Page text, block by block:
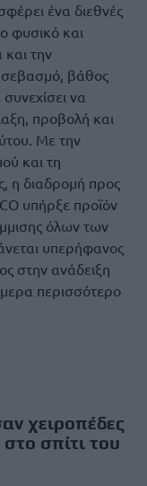
ένα διεθνές
φυσικό και
και την
βάθος
να
προβολή και
Με την
και τη
η διαδρομή προς
υπήρξε προϊόν
όλων των
υπερήφανος
στην ανάδειξη
περισσότερο
χειροπέδες
σπίτι του